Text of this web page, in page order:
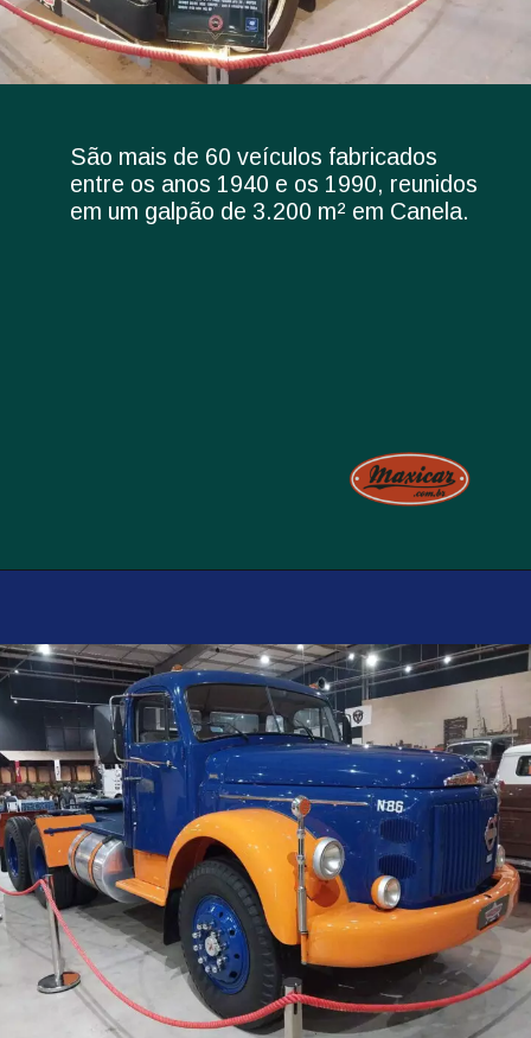
São mais de 60 veículos fabricados
entre os anos 1940 e os 1990, reunidos
em um galpão de 3.200 m² em Canela.